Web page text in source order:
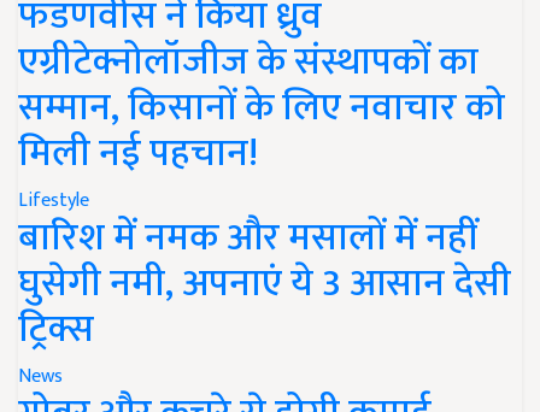
फडणवीस ने किया ध्रुव
एग्रीटेक्नोलॉजीज के संस्थापकों का
सम्मान, किसानों के लिए नवाचार को
मिली नई पहचान!
Lifestyle
बारिश में नमक और मसालों में नहीं
घुसेगी नमी, अपनाएं ये 3 आसान देसी
ट्रिक्स
News